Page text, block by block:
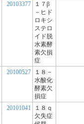
20103377
１７β
－ヒド
ロキシ
ステロ
イド脱
水素酵
素欠損
症
20100527
１８－
水酸化
酵素欠
損症
20101041
１８ｑ
欠失症